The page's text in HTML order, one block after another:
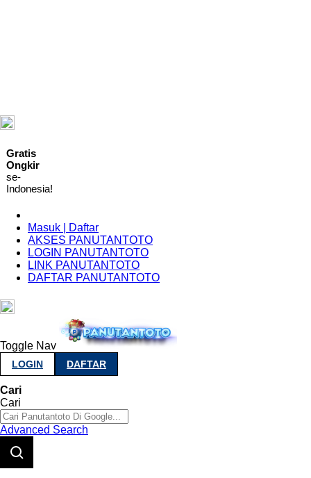
Gratis
Ongkir
se-
Indonesia!
Masuk | Daftar
AKSES PANUTANTOTO
LOGIN PANUTANTOTO
LINK PANUTANTOTO
DAFTAR PANUTANTOTO
Toggle Nav
LOGIN DAFTAR
Cari
Cari
Advanced Search